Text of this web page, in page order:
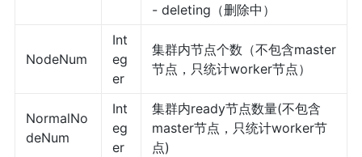
- deleting（删除中）
NodeNum
Int
eg
er
集群内节点个数（不包含master
节点，只统计worker节点）
NormalNo
deNum
Int
eg
er
集群内ready节点数量(不包含
master节点，只统计worker节
点)